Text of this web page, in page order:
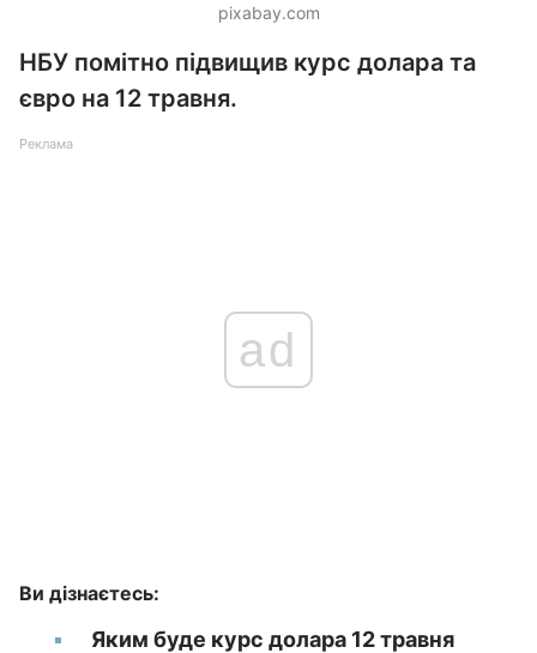
pixabay.com
НБУ помітно підвищив курс долара та
євро на 12 травня.
Реклама
ad
Ви дізнаєтесь:
Яким буде курс долара 12 травня